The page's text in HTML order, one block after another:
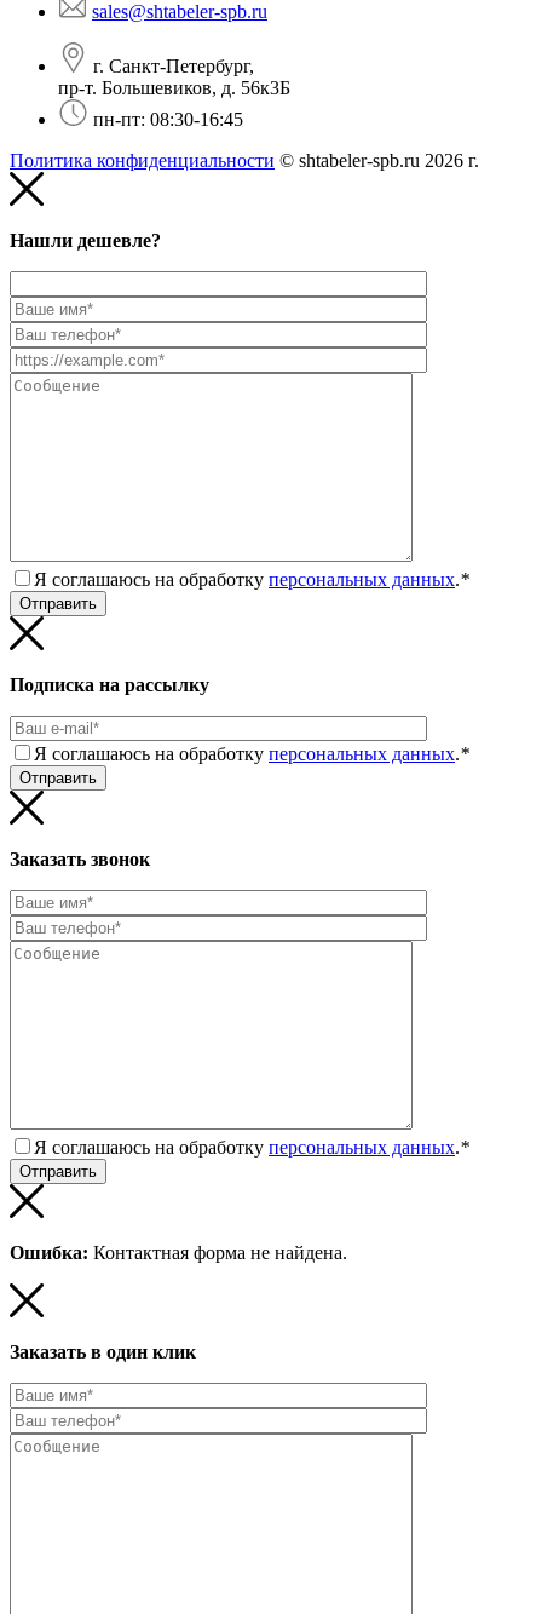
sales@shtabeler-spb.ru
г. Санкт-Петербург,
пр-т. Большевиков, д. 56к3Б
пн-пт: 08:30-16:45
Политика конфиденциальности © shtabeler-spb.ru 2026 г.
Нашли дешевле?
Я соглашаюсь на обработку персональных данных.*
Подписка на рассылку
Я соглашаюсь на обработку персональных данных.*
Заказать звонок
Я соглашаюсь на обработку персональных данных.*
Ошибка: Контактная форма не найдена.
Заказать в один клик